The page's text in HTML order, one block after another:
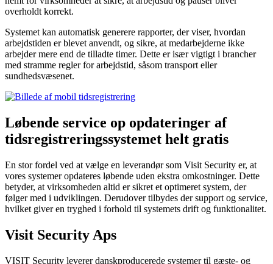
overholdt korrekt.
Systemet kan automatisk generere rapporter, der viser, hvordan
arbejdstiden er blevet anvendt, og sikre, at medarbejderne ikke
arbejder mere end de tilladte timer. Dette er især vigtigt i brancher
med stramme regler for arbejdstid, såsom transport eller
sundhedsvæsenet.
Løbende service op opdateringer af
tidsregistreringssystemet helt gratis
En stor fordel ved at vælge en leverandør som Visit Security er, at
vores systemer opdateres løbende uden ekstra omkostninger. Dette
betyder, at virksomheden altid er sikret et optimeret system, der
følger med i udviklingen. Derudover tilbydes der support og service,
hvilket giver en tryghed i forhold til systemets drift og funktionalitet.
Visit Security Aps
VISIT Security leverer danskproducerede systemer til gæste- og